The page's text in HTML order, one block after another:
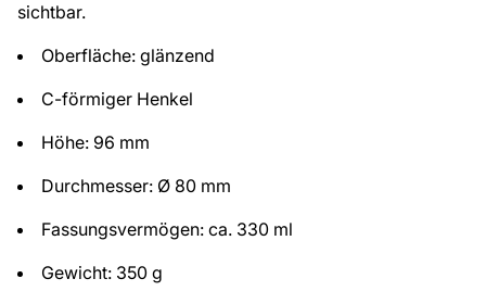
sichtbar.
Oberfläche: glänzend
C-förmiger Henkel
Höhe: 96 mm
Durchmesser: Ø 80 mm
Fassungsvermögen: ca. 330 ml
Gewicht: 350 g